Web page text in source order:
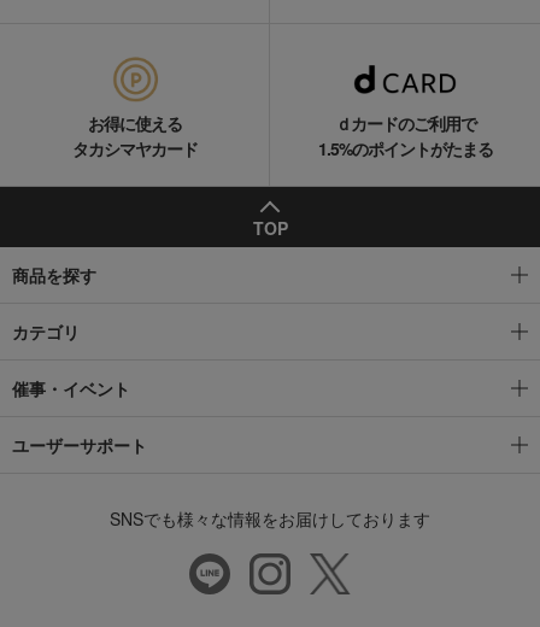
お得に使える
タカシマヤカード
ｄカードのご利用で
1.5%のポイントがたまる
TOP
商品を探す
カテゴリ
催事・イベント
ユーザーサポート
SNSでも様々な情報をお届けしております